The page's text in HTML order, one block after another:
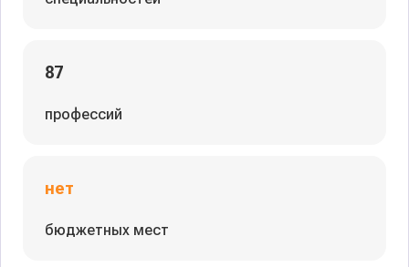
87
профессий
нет
бюджетных мест